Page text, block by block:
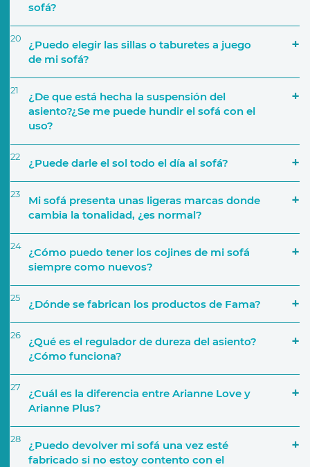
Colecciones de Telas
sofá?
20
¿Puedo elegir las sillas o taburetes a juego
de mi sofá?
21
¿De que está hecha la suspensión del
asiento?¿Se me puede hundir el sofá con el
uso?
22 ¿Puede darle el sol todo el día al sofá?
23
Mi sofá presenta unas ligeras marcas donde
cambia la tonalidad, ¿es normal?
24
¿Cómo puedo tener los cojines de mi sofá
siempre como nuevos?
25 ¿Dónde se fabrican los productos de Fama?
26
¿Qué es el regulador de dureza del asiento?
¿Cómo funciona?
27
¿Cuál es la diferencia entre Arianne Love y
Arianne Plus?
28
¿Puedo devolver mi sofá una vez esté
fabricado si no estoy contento con el